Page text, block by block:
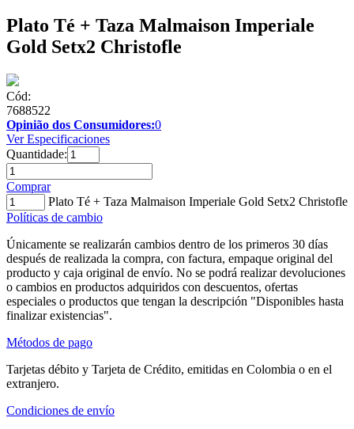
Plato Té + Taza Malmaison Imperiale
Gold Setx2 Christofle
Cód:
7688522
Opinião dos Consumidores:0
Ver Especificaciones
Quantidade:
Comprar
Plato Té + Taza Malmaison Imperiale Gold Setx2 Christofle
Políticas de cambio
Únicamente se realizarán cambios dentro de los primeros 30 días
después de realizada la compra, con factura, empaque original del
producto y caja original de envío. No se podrá realizar devoluciones
o cambios en productos adquiridos con descuentos, ofertas
especiales o productos que tengan la descripción "Disponibles hasta
finalizar existencias".
Métodos de pago
Tarjetas débito y Tarjeta de Crédito, emitidas en Colombia o en el
extranjero.
Condiciones de envío